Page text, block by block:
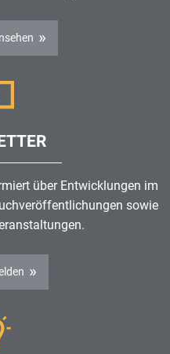
über Entwicklungen im
sowie